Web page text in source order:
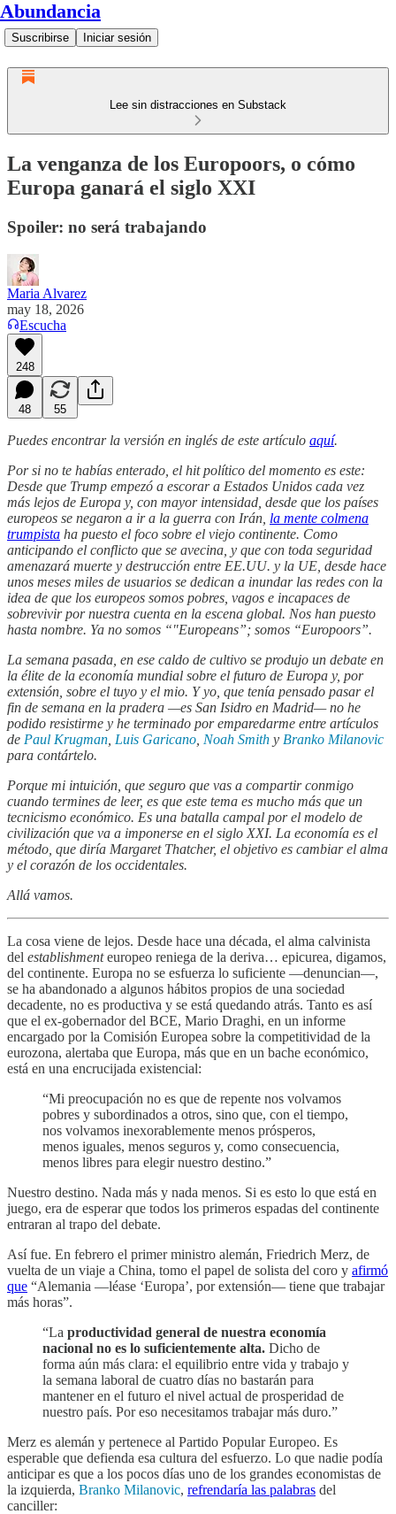
Abundancia
Suscribirse Iniciar sesión
Lee sin distracciones en Substack
La venganza de los Europoors, o cómo
Europa ganará el siglo XXI
Spoiler: no será trabajando
Maria Alvarez
may 18, 2026
Escucha
248
48 55
Puedes encontrar la versión en inglés de este artículo aquí.
Por si no te habías enterado, el hit político del momento es este:
Desde que Trump empezó a escorar a Estados Unidos cada vez
más lejos de Europa y, con mayor intensidad, desde que los países
europeos se negaron a ir a la guerra con Irán, la mente colmena
trumpista ha puesto el foco sobre el viejo continente. Como
anticipando el conflicto que se avecina, y que con toda seguridad
amenazará muerte y destrucción entre EE.UU. y la UE, desde hace
unos meses miles de usuarios se dedican a inundar las redes con la
idea de que los europeos somos pobres, vagos e incapaces de
sobrevivir por nuestra cuenta en la escena global. Nos han puesto
hasta nombre. Ya no somos “"Europeans”; somos “Europoors”.
La semana pasada, en ese caldo de cultivo se produjo un debate en
la élite de la economía mundial sobre el futuro de Europa y, por
extensión, sobre el tuyo y el mio. Y yo, que tenía pensado pasar el
fin de semana en la pradera —es San Isidro en Madrid— no he
podido resistirme y he terminado por emparedarme entre artículos
de Paul Krugman Luis Garicano Noah Smith y Branko Milanovic
para contártelo.
Porque mi intuición, que seguro que vas a compartir conmigo
cuando termines de leer, es que este tema es mucho más que un
tecnicismo económico. Es una batalla campal por el modelo de
civilización que va a imponerse en el siglo XXI. La economía es el
método, que diría Margaret Thatcher, el objetivo es cambiar el alma
y el corazón de los occidentales.
Allá vamos.
La cosa viene de lejos. Desde hace una década, el alma calvinista
del establishmenteuropeo reniega de la deriva… epicurea, digamos,
del continente. Europa no se esfuerza lo suficiente —denuncian—,
se ha abandonado a algunos hábitos propios de una sociedad
decadente, no es productiva y se está quedando atrás. Tanto es así
que el ex-gobernador del BCE, Mario Draghi, en un informe
encargado por la Comisión Europea sobre la competitividad de la
eurozona, alertaba que Europa, más que en un bache económico,
está en una encrucijada existencial:
“Mi preocupación no es que de repente nos volvamos
pobres y subordinados a otros, sino que, con el tiempo,
nos volvamos inexorablemente menos prósperos,
menos iguales, menos seguros y, como consecuencia,
menos libres para elegir nuestro destino.”
Nuestro destino. Nada más y nada menos. Si es esto lo que está en
juego, era de esperar que todos los primeros espadas del continente
entraran al trapo del debate.
Así fue. En febrero el primer ministro alemán, Friedrich Merz, de
vuelta de un viaje a China, tomo el papel de solista del coro y afirmó
que “Alemania —léase ‘Europa’, por extensión— tiene que trabajar
más horas”.
“La productividad general de nuestra economía
nacional no es lo suficientemente alta. Dicho de
forma aún más clara: el equilibrio entre vida y trabajo y
la semana laboral de cuatro días no bastarán para
mantener en el futuro el nivel actual de prosperidad de
nuestro país. Por eso necesitamos trabajar más duro.”
Merz es alemán y pertenece al Partido Popular Europeo. Es
esperable que defienda esa cultura del esfuerzo. Lo que nadie podía
anticipar es que a los pocos días uno de los grandes economistas de
la izquierda, Branko Milanovic, refrendaría las palabras del
canciller: